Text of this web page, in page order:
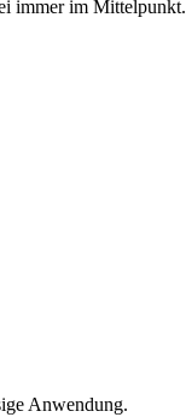
immer im Mittelpunkt.
Anwendung.